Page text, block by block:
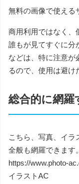
無料の画像で使える
商用利用ではなく、
誰もが見てすぐに分
などは、特に注意が
るので、使用は避け
総合的に網羅
こちら、写真、イラ
全般も網羅できます。
https://www.photo-
イラストAC